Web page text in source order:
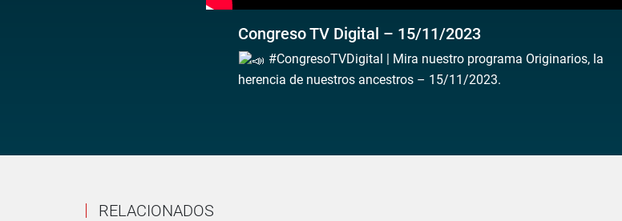
Congreso TV Digital – 15/11/2023
#CongresoTVDigital | Mira nuestro programa Originarios, la
herencia de nuestros ancestros – 15/11/2023.
RELACIONADOS